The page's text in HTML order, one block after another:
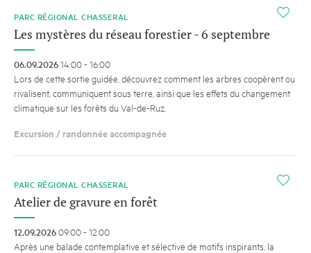
i
PARC RÉGIONAL CHASSERAL
Les mystères du réseau forestier - 6 septembre
06.09.202614:00 - 16:00
Lors de cette sortie guidée, découvrez comment les arbres coopèrent ou
rivalisent, communiquent sous terre, ainsi que les effets du changement
climatique sur les forêts du Val-de-Ruz.
Excursion / randonnée accompagnée
i
PARC RÉGIONAL CHASSERAL
Atelier de gravure en forêt
12.09.202609:00 - 12:00
Après une balade contemplative et sélective de motifs inspirants, la